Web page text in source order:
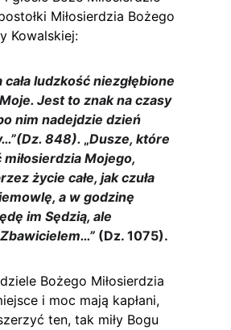
Miłosierdzia Bożego
Kowalskiej:
cała ludzkość niezgłębione
Jest to znak na czasy
nim nadejdzie dzień
848). „Dusze, które
Mojego,
życie całe, jak czuła
a w godzinę
im Sędzią, ale
(Dz. 1075).
Bożego Miłosierdzia
i moc mają kapłani,
ten, tak miły Bogu